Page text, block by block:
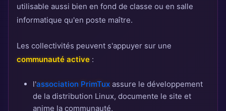
utilisable aussi bien en fond de classe ou en salle
informatique qu'en poste maître.
Les collectivités peuvent s'appuyer sur une
communauté active :
l'association PrimTux assure le développement
de la distribution Linux, documente le site et
anime la communauté,